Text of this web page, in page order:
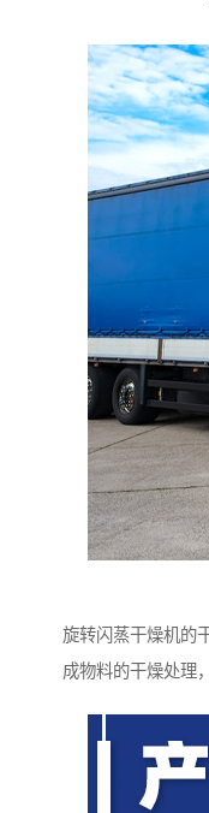
旋转闪蒸干燥机的
成物料的干燥处理